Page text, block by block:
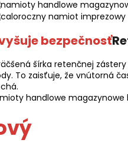
bezpečnosť
šírka retenčnej
To zaisťuje, že vnútorná